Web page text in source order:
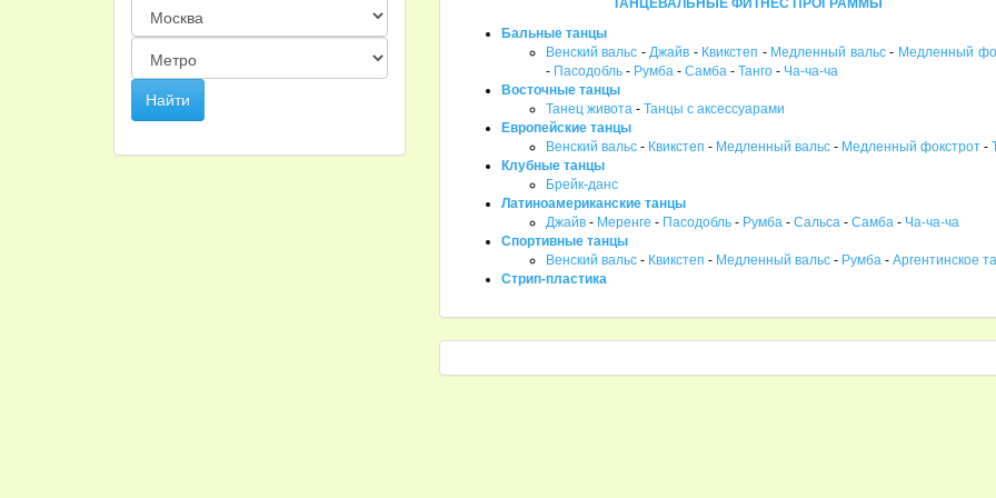
ТАНЦЕВАЛЬНЫЕ ФИТНЕС ПРОГРАММЫ
Бальные танцы
Венский вальс -Джайв - Квикстеп - Медленный вальс- Медленный
- Пасодобль- Румба- Самба- Танго- Ча-ча-ча
Восточные танцы
Танец живота- Танцы с аксессуарами
Европейские танцы
Венский вальс- Квикстеп - Медленный вальс- Медленный фокстрот-
Клубные танцы
Брейк-данс
Латиноамериканские танцы
Джайв- Меренге - Пасодобль- Румба- Сальса- Самба- Ча-ча-ча
Спортивные танцы
Венский вальс- Квикстеп - Медленный вальс- Румба- Аргентинское
Стрип-пластика